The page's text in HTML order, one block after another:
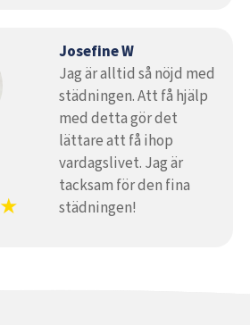
Josefine W
Jag är alltid så nöjd med
städningen. Att få hjälp
med detta gör det
lättare att få ihop
vardagslivet. Jag är
tacksam för den fina
städningen!